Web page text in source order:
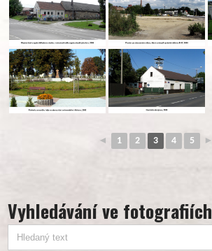
◄ 1 2 3 4 5 ►
Vyhledávání ve fotografiích